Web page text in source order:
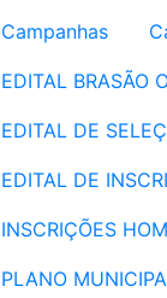
Campanhas
EDITAL BRASÃO
EDITAL DE
EDITAL DE
INSCRIÇÕES
PLANO